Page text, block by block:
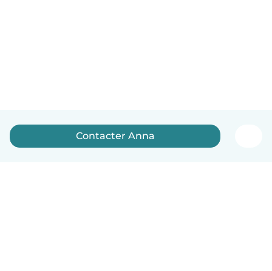
Contacter Anna